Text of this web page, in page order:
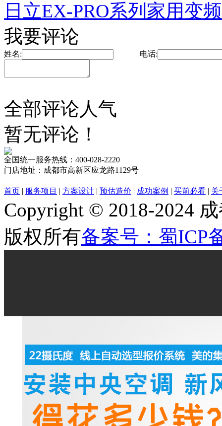
日立EX-PRO系列家用变
我要评论
姓名: 电话:
全部评论人气
暂无评论！
全国统一服务热线： 400-028-2220
门店地址： 成都市高新区应龙路1129号
首页 | 服务项目 | 方案设计 | 预估造价 | 成功案例 | 买前必看 | 关
Copyright © 2018-2024
版权所有备案号：蜀ICP